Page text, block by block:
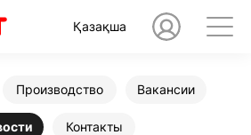
Қазақша
Производство Вакансии
Контакты